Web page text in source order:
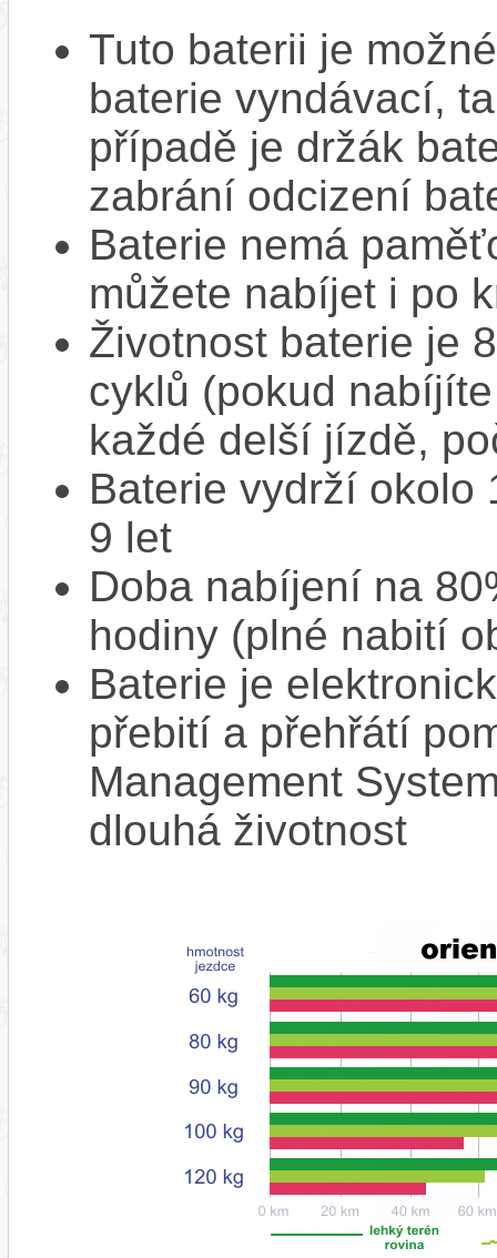
Tuto baterii je
baterie vyndávací,
případě je držák
zabrání odcizení
Baterie nemá
můžete nabíjet i po
Životnost baterie je
cyklů (pokud
každé delší jízdě,
Baterie vydrží okolo
9 let
Doba nabíjení na
hodiny (plné nabití
Baterie je
přebití a přehřátí
Management
dlouhá životnost